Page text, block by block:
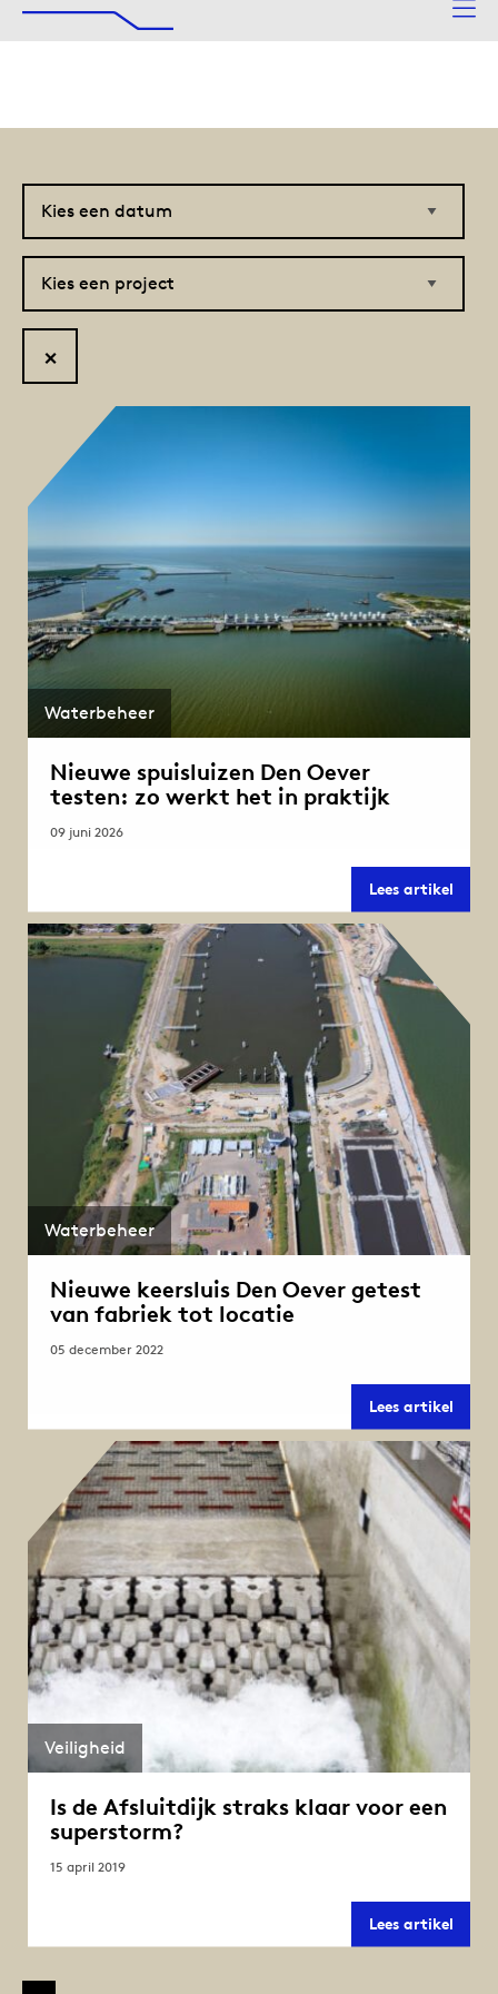
Naar hoofdinhoud
De Afsluitdijk
datum
project
Reset
filter
Nieuwe spuisluizen Den Oever
testen: zo werkt het in praktijk
09 juni 2026
Lees artikel
in
Waterbeheer
Nieuwe keersluis Den Oever getest
van fabriek tot locatie
05 december 2022
Lees artikel
Den
Oever
van
tot
Waterbeheer
Is de Afsluitdijk straks klaar voor een
superstorm?
15 april 2019
Lees artikelIs
Veiligheid